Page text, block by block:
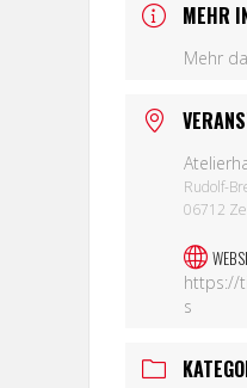
MEHR
Mehr
Rudolf-
06712
https://
s